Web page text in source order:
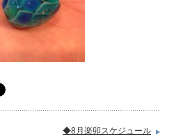
◆8月楽卯スケジュール